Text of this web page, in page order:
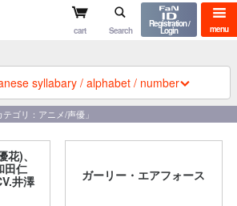
menu
mu-mo shop
cart Search
Registration /
Login
syllabary / alphabet / number
ゴリ：アニメ/声優」
)、
田仁
井澤
ガーリー・エアフォース